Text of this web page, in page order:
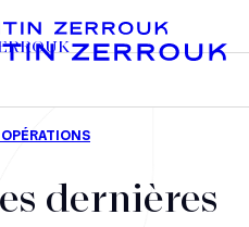
stratégiques
dernières